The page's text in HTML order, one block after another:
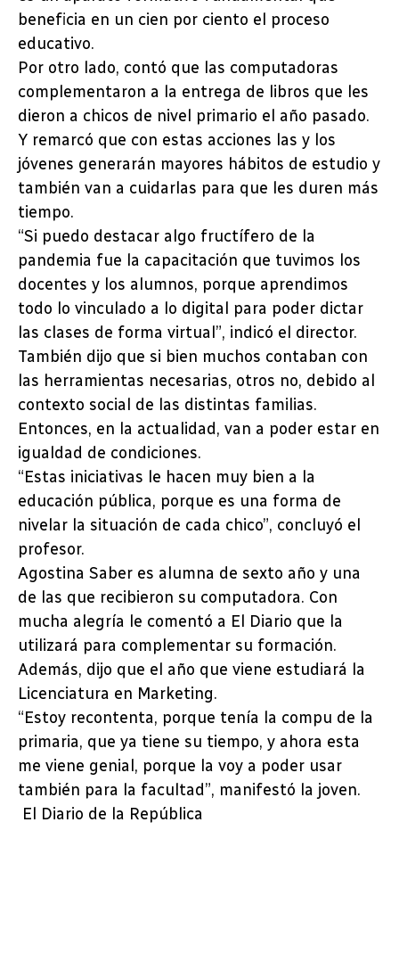
beneficia en un cien por ciento el proceso
educativo.
Por otro lado, contó que las computadoras
complementaron a la entrega de libros que les
dieron a chicos de nivel primario el año pasado.
Y remarcó que con estas acciones las y los
jóvenes generarán mayores hábitos de estudio y
también van a cuidarlas para que les duren más
tiempo.
“Si puedo destacar algo fructífero de la
pandemia fue la capacitación que tuvimos los
docentes y los alumnos, porque aprendimos
todo lo vinculado a lo digital para poder dictar
las clases de forma virtual”, indicó el director.
También dijo que si bien muchos contaban con
las herramientas necesarias, otros no, debido al
contexto social de las distintas familias.
Entonces, en la actualidad, van a poder estar en
igualdad de condiciones.
“Estas iniciativas le hacen muy bien a la
educación pública, porque es una forma de
nivelar la situación de cada chico”, concluyó el
profesor.
Agostina Saber es alumna de sexto año y una
de las que recibieron su computadora. Con
mucha alegría le comentó a El Diario que la
utilizará para complementar su formación.
Además, dijo que el año que viene estudiará la
Licenciatura en Marketing.
“Estoy recontenta, porque tenía la compu de la
primaria, que ya tiene su tiempo, y ahora esta
me viene genial, porque la voy a poder usar
también para la facultad”, manifestó la joven.
El Diario de la República